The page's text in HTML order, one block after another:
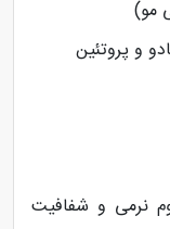
مو)
و پروتئین
نرمی و شفافیت